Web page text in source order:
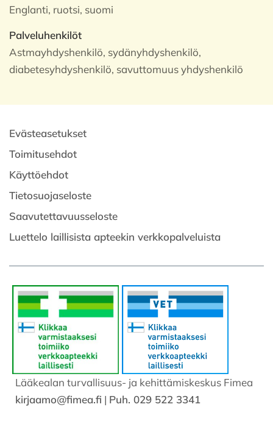
Englanti, ruotsi, suomi
Palveluhenkilöt
Astmayhdyshenkilö, sydänyhdyshenkilö,
diabetesyhdyshenkilö, savuttomuus yhdyshenkilö
Evästeasetukset
Toimitusehdot
Käyttöehdot
Tietosuojaseloste
Saavutettavuusseloste
Luettelo laillisista apteekin verkkopalveluista
Lääkealan turvallisuus- ja kehittämiskeskus Fimea
kirjaamo@fimea.fi | Puh. 029 522 3341